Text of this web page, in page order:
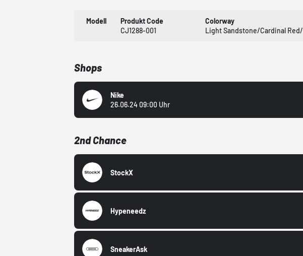
Modell
Produkt Code
CJ1288-001
Colorway
Light Sandstone/Cardinal
Shops
Nike
26.06.24 09:00 Uhr
2nd Chance
StockX
Hypeneedz
SneakerAsk